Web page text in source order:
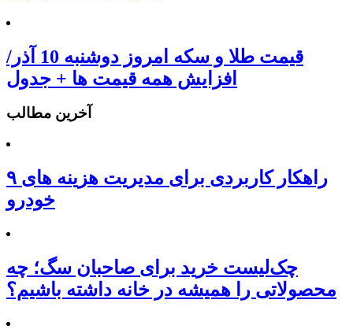
قیمت طلا و سکه امروز دوشنبه 10 آذر/
افزایش همه قیمت ها + جدول
آخرین مطالب
۹ راهکار کاربردی برای مدیریت هزینه های
خودرو
چک‌لیست خرید برای صاحبان سگ؛ چه
محصولاتی را همیشه در خانه داشته باشیم؟